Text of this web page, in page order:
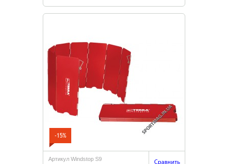
-15%
Артикул Windstop S9
Сравнить